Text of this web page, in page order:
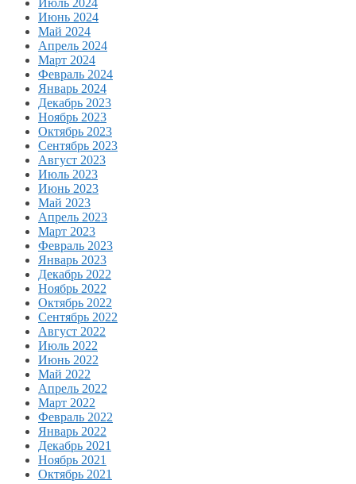
Июль 2024
Июнь 2024
Май 2024
Апрель 2024
Март 2024
Февраль 2024
Январь 2024
Декабрь 2023
Ноябрь 2023
Октябрь 2023
Сентябрь 2023
Август 2023
Июль 2023
Июнь 2023
Май 2023
Апрель 2023
Март 2023
Февраль 2023
Январь 2023
Декабрь 2022
Ноябрь 2022
Октябрь 2022
Сентябрь 2022
Август 2022
Июль 2022
Июнь 2022
Май 2022
Апрель 2022
Март 2022
Февраль 2022
Январь 2022
Декабрь 2021
Ноябрь 2021
Октябрь 2021